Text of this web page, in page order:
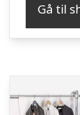
Gå til